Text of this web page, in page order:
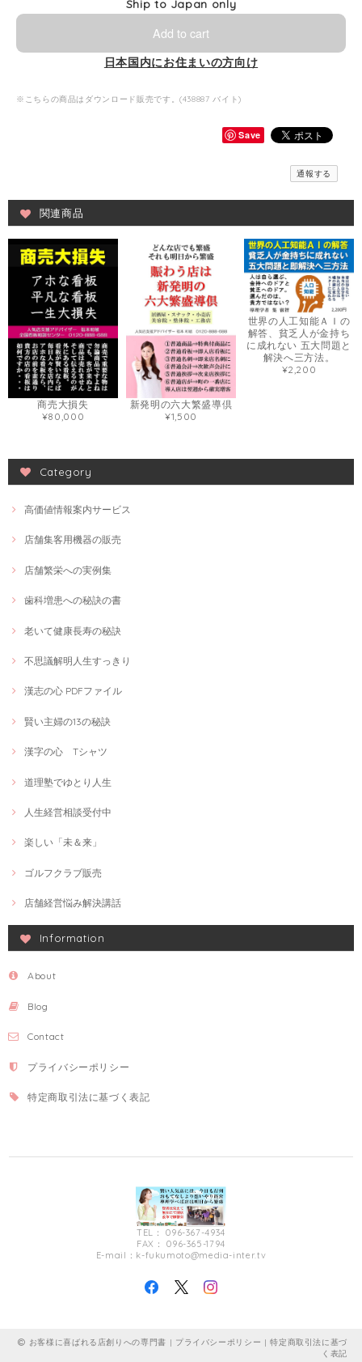
Ship to Japan only
Add to cart
日本国内にお住まいの方向け
※こちらの商品はダウンロード販売です。(438887 バイト)
Save
通報する
関連商品
商売大損失
¥80,000
新発明の六大繁盛導倶
¥1,500
世界の人工知能ＡＩの
解答、貧乏人が金持ち
に成れない 五大問題と
解決へ三方法。
¥2,200
Category
高価値情報案内サービス
店舗集客用機器の販売
店舗繁栄への実例集
歯科増患への秘訣の書
老いて健康長寿の秘訣
不思議解明人生すっきり
漢志の心 PDFファイル
賢い主婦の13の秘訣
漢字の心 Tシャツ
道理塾でゆとり人生
人生経営相談受付中
楽しい「未＆来」
ゴルフクラブ販売
店舗経営悩み解決講話
Information
About
Blog
Contact
プライバシーポリシー
特定商取引法に基づく表記
TEL： 096-367-4934
FAX： 096-365-1794
E-mail： k-fukumoto@media-inter.tv
お客様に喜ばれる店創りへの専門書 | プライバシーポリシー |特定商取引法に基づ
く表記